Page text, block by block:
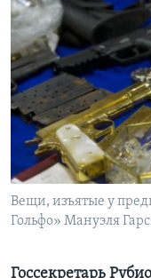
Learning English
СОЦИАЛЬНЫЕ СЕТИ
Языки
Вещи, изъятые у
Гольфо» Мануэля
Госсекретарь